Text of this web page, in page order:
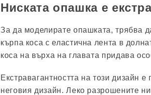
Ниската опашка е
За да моделирате опашката, трябва
кърпа коса с еластична лента в
коса на върха на главата придава
Екстравагантността на този дизайн
неговия дизайн. Леко разрошените